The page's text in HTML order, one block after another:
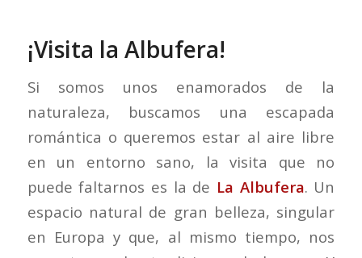
¡Visita la Albufera!
Si somos unos enamorados de la
naturaleza, buscamos una escapada
romántica o queremos estar al aire libre
en un entorno sano, la visita que no
puede faltarnos es la de La Albufera. Un
espacio natural de gran belleza, singular
en Europa y que, al mismo tiempo, nos